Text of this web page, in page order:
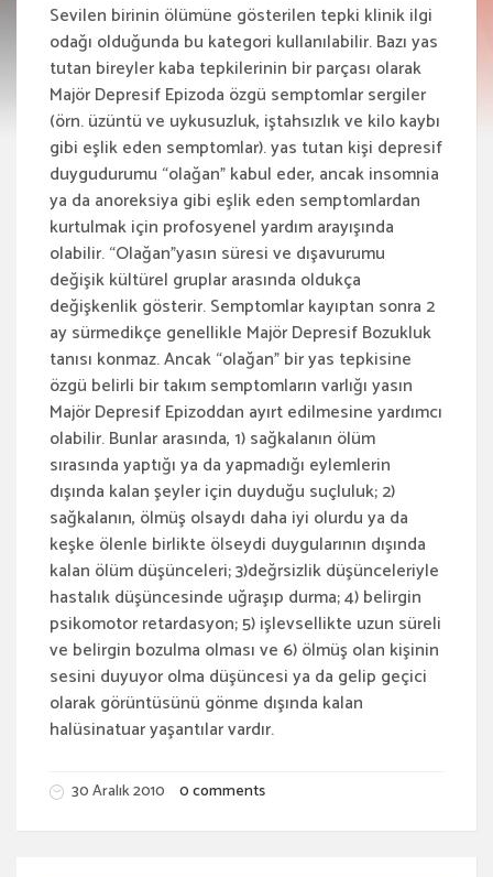
Sevilen birinin ölümüne gösterilen tepki klinik ilgi
odağı olduğunda bu kategori kullanılabilir. Bazı yas
tutan bireyler kaba tepkilerinin bir parçası olarak
Majör Depresif Epizoda özgü semptomlar sergiler
(örn. üzüntü ve uykusuzluk, iştahsızlık ve kilo kaybı
gibi eşlik eden semptomlar). yas tutan kişi depresif
duygudurumu “olağan” kabul eder, ancak insomnia
ya da anoreksiya gibi eşlik eden semptomlardan
kurtulmak için profosyenel yardım arayışında
olabilir. “Olağan”yasın süresi ve dışavurumu
değişik kültürel gruplar arasında oldukça
değişkenlik gösterir. Semptomlar kayıptan sonra 2
ay sürmedikçe genellikle Majör Depresif Bozukluk
tanısı konmaz. Ancak “olağan” bir yas tepkisine
özgü belirli bir takım semptomların varlığı yasın
Majör Depresif Epizoddan ayırt edilmesine yardımcı
olabilir. Bunlar arasında, 1) sağkalanın ölüm
sırasında yaptığı ya da yapmadığı eylemlerin
dışında kalan şeyler için duyduğu suçluluk; 2)
sağkalanın, ölmüş olsaydı daha iyi olurdu ya da
keşke ölenle birlikte ölseydi duygularının dışında
kalan ölüm düşünceleri; 3)değrsizlik düşünceleriyle
hastalık düşüncesinde uğraşıp durma; 4) belirgin
psikomotor retardasyon; 5) işlevsellikte uzun süreli
ve belirgin bozulma olması ve 6) ölmüş olan kişinin
sesini duyuyor olma düşüncesi ya da gelip geçici
olarak görüntüsünü gönme dışında kalan
halüsinatuar yaşantılar vardır.
30 Aralık 2010 0 comments